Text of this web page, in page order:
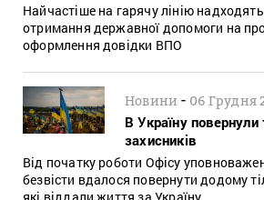
Найчастіше на гарячу лінію
отримання державної допомоги на
оформлення довідки ВПО
Новини - 06 Грудня
В Україну повернули
захисників
Від початку роботи Офісу
безвісти вдалося повернути додому